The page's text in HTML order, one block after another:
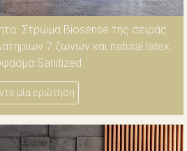
Στρώμα Biosense της σειράς
7 ζωνών και natural latex.
Sanitized.
μία ερώτηση